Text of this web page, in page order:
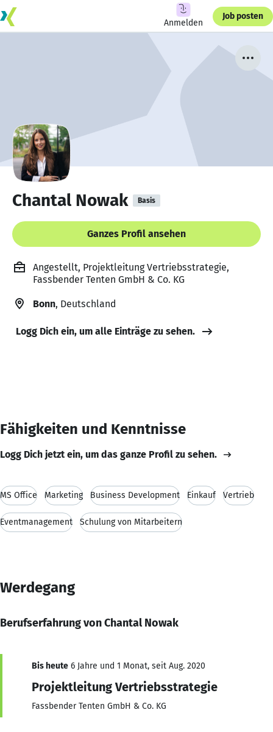
Anmelden
Job posten
Chantal Nowak Basis
Ganzes Profil ansehen
Angestellt, Projektleitung Vertriebsstrategie,
Fassbender Tenten GmbH & Co. KG
Bonn, Deutschland
Logg Dich ein, um alle Einträge zu sehen.
Fähigkeiten und Kenntnisse
Logg Dich jetzt ein, um das ganze Profil zu sehen.
MS Office Marketing Business Development Einkauf Vertrieb
Eventmanagement Schulung von Mitarbeitern
Werdegang
Berufserfahrung von Chantal Nowak
Bis heute 6 Jahre und 1 Monat, seit Aug. 2020
Projektleitung Vertriebsstrategie
Fassbender Tenten GmbH & Co. KG